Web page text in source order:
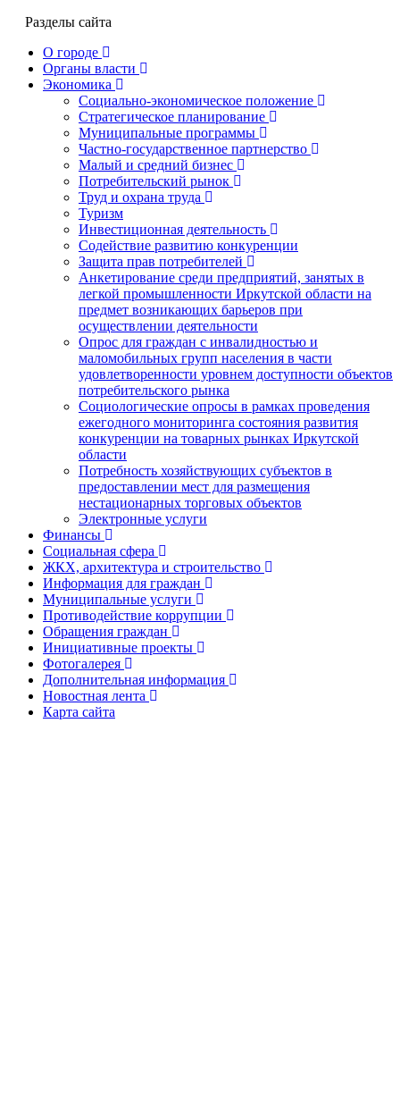
Разделы сайта
О городе
Органы власти
Экономика
Социально-экономическое положение
Стратегическое планирование
Муниципальные программы
Частно-государственное партнерство
Малый и средний бизнес
Потребительский рынок
Труд и охрана труда
Туризм
Инвестиционная деятельность
Содействие развитию конкуренции
Защита прав потребителей
Анкетирование среди предприятий, занятых в
легкой промышленности Иркутской области на
предмет возникающих барьеров при
осуществлении деятельности
Опрос для граждан с инвалидностью и
маломобильных групп населения в части
удовлетворенности уровнем доступности объектов
потребительского рынка
Социологические опросы в рамках проведения
ежегодного мониторинга состояния развития
конкуренции на товарных рынках Иркутской
области
Потребность хозяйствующих субъектов в
предоставлении мест для размещения
нестационарных торговых объектов
Электронные услуги
Финансы
Социальная сфера
ЖКХ, архитектура и строительство
Информация для граждан
Муниципальные услуги
Противодействие коррупции
Обращения граждан
Инициативные проекты
Фотогалерея
Дополнительная информация
Новостная лента
Карта сайта